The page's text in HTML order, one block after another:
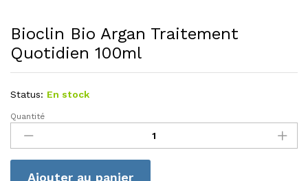
Bioclin Bio Argan Traitement
Quotidien 100ml
Status: En stock
Bioclin
Bio
Argan
Traitement
Quantité
Ajouter au panier